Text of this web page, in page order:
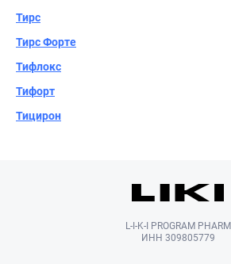
Тирс
Тирс Форте
Тифлокс
Тифорт
Тицирон
L-I-K-I PROGRAM PHARM
ИНН 309805779